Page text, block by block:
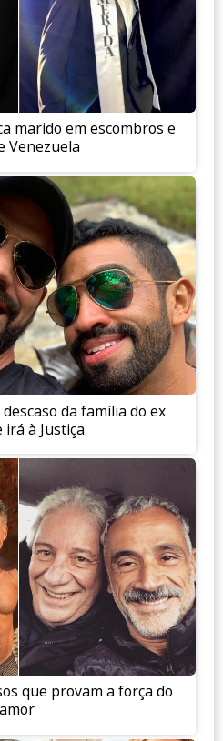
marido em escombros e
Venezuela
da família do ex
irá à Justiça
que provam a força do
amor